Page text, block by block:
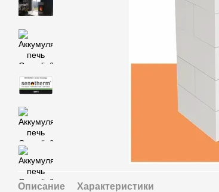
Описание Характеристики